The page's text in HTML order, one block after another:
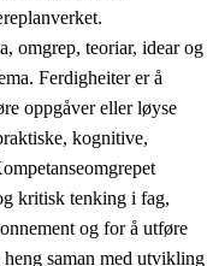
omgrep, teoriar, idear og
Ferdigheiter er å
oppgåver eller løyse
kognitive,
kritisk tenking i fag,
og for å utføre
saman med utvikling